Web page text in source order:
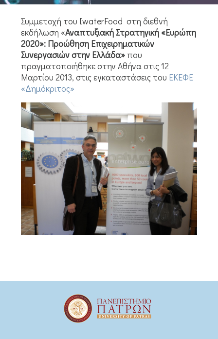
Συμμετοχή του IwaterFood στη διεθνή
εκδήλωση «Αναπτυξιακή Στρατηγική «Ευρώπη
2020»: Προώθηση Επιχειρηματικών
Συνεργασιών στην Ελλάδα» που
πραγματοποιήθηκε στην Αθήνα στις 12
Μαρτίου 2013, στις εγκαταστάσεις του ΕΚΕΦΕ
«Δημόκριτος»